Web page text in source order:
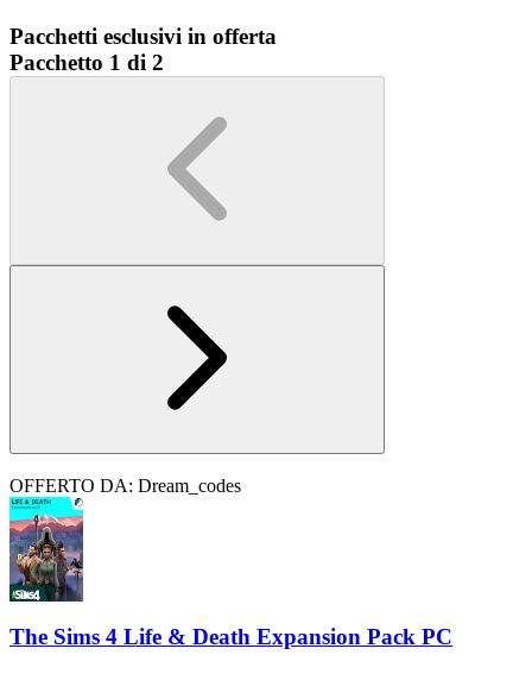
Pacchetti esclusivi in offerta
Pacchetto 1 di 2
OFFERTO DA: Dream_codes
The Sims 4 Life & Death Expansion Pack PC